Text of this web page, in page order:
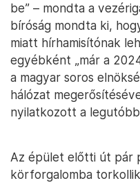
be” – mondta a
bíróság mondta ki,
miatt hírhamisítónak
egyébként „már a
a magyar soros
hálózat
nyilatkozott a
Az épület előtti út pár
körforgalomba